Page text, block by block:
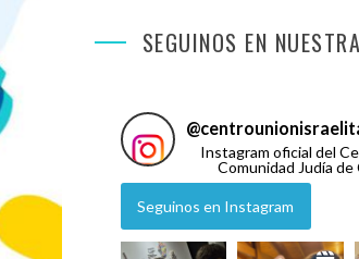
SEGUINOS EN
@
Instagram oficial del
Comunidad Judía de
Seguinos en Instagram